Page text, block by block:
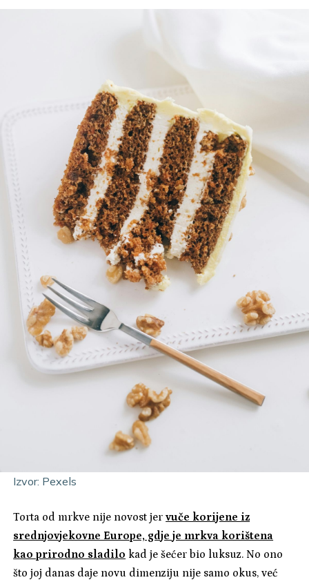
Izvor: Pexels
Torta od mrkve nije novost jervuče korijene iz
srednjovjekovne Europe, gdje je mrkva korištena
kao prirodno sladilo kad je šećer bio luksuz. No ono
što joj danas daje novu dimenziju nije samo okus, već